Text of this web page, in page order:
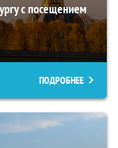
с посещением
ПОДРОБНЕЕ